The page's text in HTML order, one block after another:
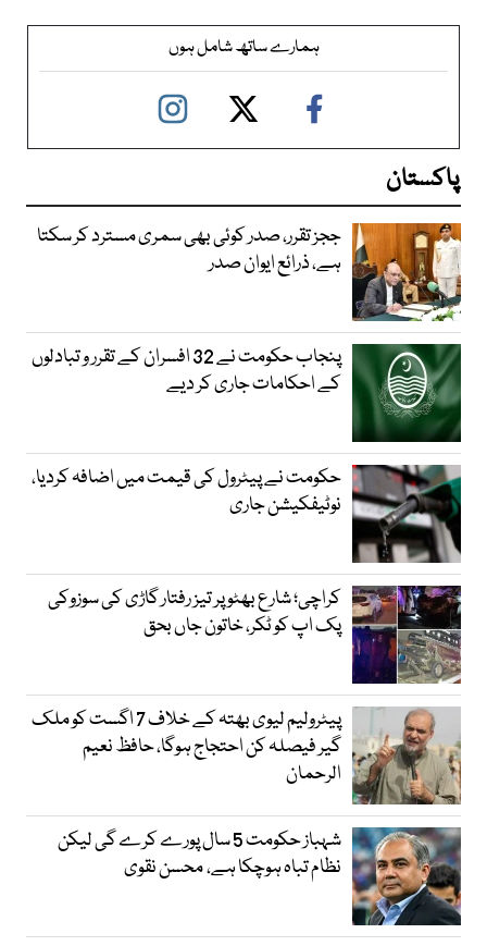
ہمارے ساتھ شامل ہوں
پاکستان
ججز تقرر، صدر کوئی بھی سمری مسترد کر سکتا
ہے، ذرائع ایوان صدر
پنجاب حکومت نے 32 افسران کے تقرر و تبادلوں
کے احکامات جاری کر دیے
حکومت نے پیٹرول کی قیمت میں اضافہ کردیا،
نوٹیفکیشن جاری
کراچی؛ شارع بھٹو پر تیز رفتار گاڑی کی سوزوکی
پک اپ کو ٹکر، خاتون جاں بحق
پیٹرولیم لیوی بھتہ کے خلاف 7 اگست کو ملک
گیر فیصلہ کن احتجاج ہوگا، حافظ نعیم
الرحمان
شہباز حکومت 5 سال پورے کرے گی لیکن
نظام تباہ ہوچکا ہے، محسن نقوی